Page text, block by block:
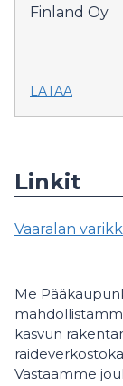
Finland Oy
LATAA
Linkit
Vaaralan
Me
kasvun
Vastaamme